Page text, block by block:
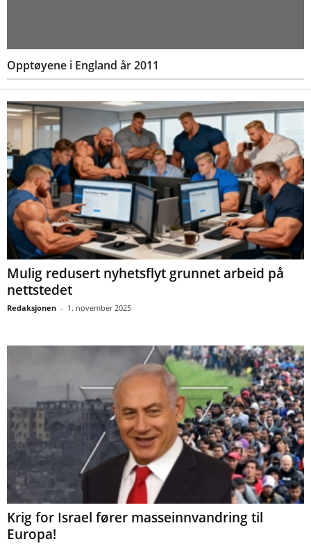
Opptøyene i England år 2011
Mulig redusert nyhetsflyt grunnet arbeid på
nettstedet
Redaksjonen - 1. november 2025
Krig for Israel fører masseinnvandring til
Europa!